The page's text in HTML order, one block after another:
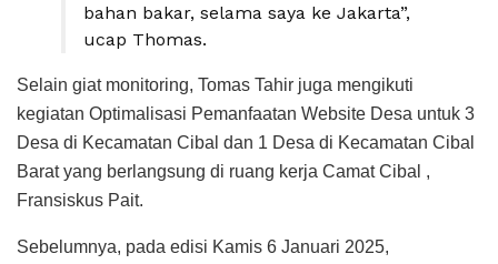
bahan bakar, selama saya ke Jakarta”,
ucap Thomas.
Selain giat monitoring, Tomas Tahir juga mengikuti
kegiatan Optimalisasi Pemanfaatan Website Desa untuk 3
Desa di Kecamatan Cibal dan 1 Desa di Kecamatan Cibal
Barat yang berlangsung di ruang kerja Camat Cibal ,
Fransiskus Pait.
Sebelumnya, pada edisi Kamis 6 Januari 2025,